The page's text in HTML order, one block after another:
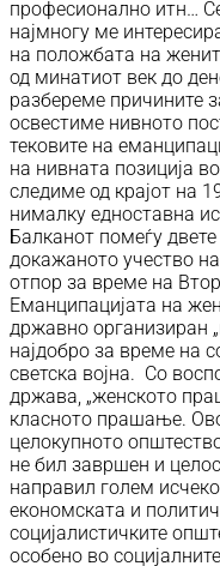
професионално итн…
најмногу ме
на положбата на
од минатиот век до
разбереме причините
освестиме нивното
тековите на
на нивната позиција
следиме од крајот на
нималку едноставна
Балканот помеѓу
докажаното учество
отпор за време на
Еманципацијата на
државно организиран
најдобро за време на
светска војна. Со
држава, „женското
класното прашање.
целокупното
не бил завршен и
направил голем
економската и
социјалистичките
особено во